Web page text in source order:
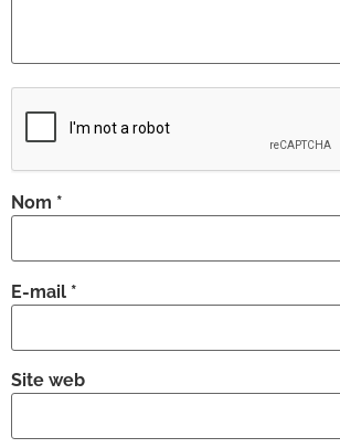
Nom *
E-mail *
Site web